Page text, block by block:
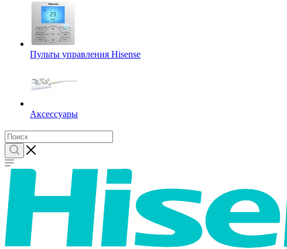
Пульты управления Hisense
Аксессуары